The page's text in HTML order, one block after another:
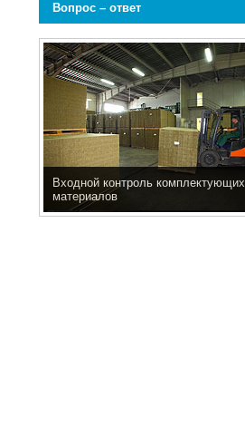
Вопрос – ответ
Входной контроль комплектующих
материалов